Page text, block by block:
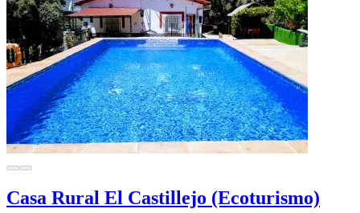
Casa Rural El Castillejo (Ecoturismo)